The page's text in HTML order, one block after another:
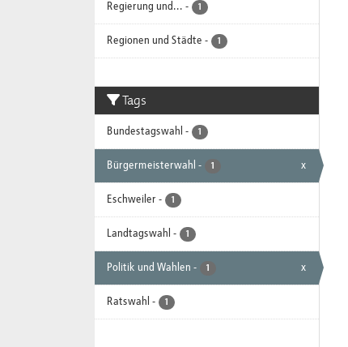
Regierung und... - 1
Regionen und Städte - 1
Tags
Bundestagswahl - 1
Bürgermeisterwahl - 1 x
Eschweiler - 1
Landtagswahl - 1
Politik und Wahlen - 1 x
Ratswahl - 1